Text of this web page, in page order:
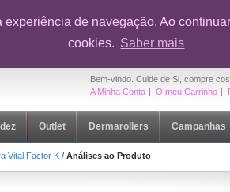
de navegação. Ao
cookies. Saber mais
desconto em toda a loja na sua primeira compra
Bem-vindo. Cuide de Si, compre
A Minha Conta
O meu Carrinho
Outlet Dermarollers Campanhas
Vital Factor K / Análises ao Produto